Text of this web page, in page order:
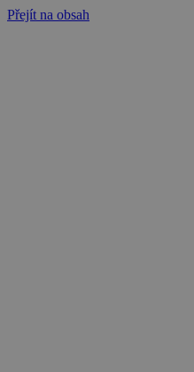
Přejít na obsah